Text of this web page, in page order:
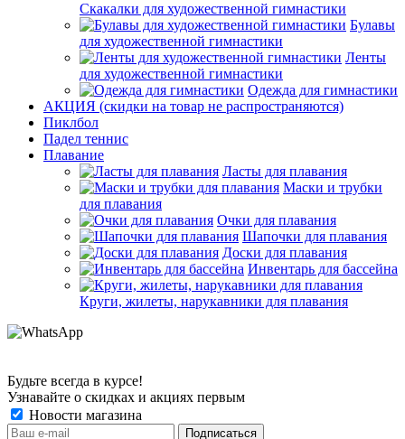
Скакалки для художественной гимнастики
Булавы
для художественной гимнастики
Ленты
для художественной гимнастики
Одежда для гимнастики
АКЦИЯ (скидки на товар не распространяются)
Пиклбол
Падел теннис
Плавание
Ласты для плавания
Маски и трубки
для плавания
Очки для плавания
Шапочки для плавания
Доски для плавания
Инвентарь для бассейна
Круги, жилеты, нарукавники для плавания
Будьте всегда в курсе!
Узнавайте о скидках и акциях первым
Новости магазина